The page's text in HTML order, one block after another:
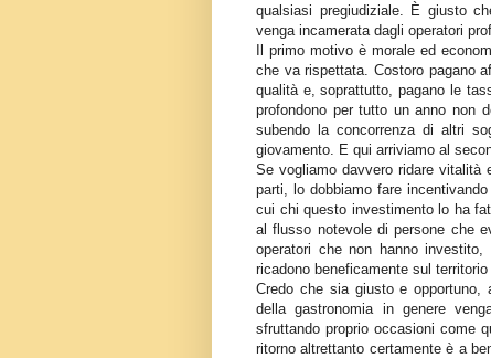
qualsiasi pregiudiziale. È giusto
venga incamerata dagli operatori
Il primo motivo è morale ed
che va rispettata. Costoro pagano
qualità e, soprattutto, pagano le
profondono per tutto un anno non
subendo la concorrenza di altri
giovamento. E qui arriviamo al
Se vogliamo davvero ridare
parti, lo dobbiamo fare
cui chi questo investimento lo ha
al flusso notevole di persone che
operatori che non hanno
ricadono beneficamente sul territorio
Credo che sia giusto e opportuno,
della gastronomia in genere
sfruttando proprio occasioni come
ritorno altrettanto certamente è a